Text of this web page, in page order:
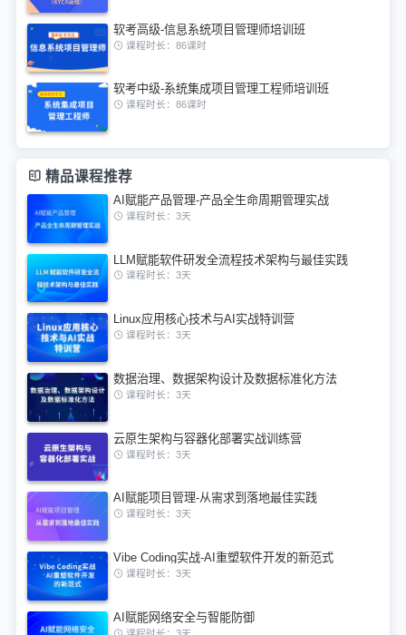
软考高级-信息系统项目管理师培训班
课程时长：86课时
软考中级-系统集成项目管理工程师培训班
课程时长：86课时
精品课程推荐
AI赋能产品管理-产品全生命周期管理实战
课程时长：3天
LLM赋能软件研发全流程技术架构与最佳实践
课程时长：3天
Linux应用核心技术与AI实战特训营
课程时长：3天
数据治理、数据架构设计及数据标准化方法
课程时长：3天
云原生架构与容器化部署实战训练营
课程时长：3天
AI赋能项目管理-从需求到落地最佳实践
课程时长：3天
Vibe Coding实战-AI重塑软件开发的新范式
课程时长：3天
AI赋能网络安全与智能防御